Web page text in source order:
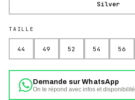
Silver
TAILLE
44 49 52 54 56
Demande sur WhatsApp
On te répond avec infos et disponibilité